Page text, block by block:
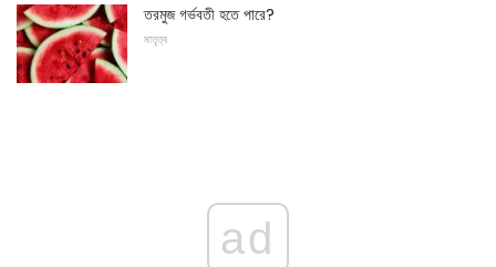
তরমুজ গর্ভবতী হতে পারে?
মাতৃত্ব
ad